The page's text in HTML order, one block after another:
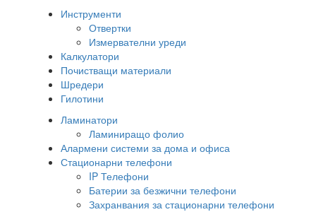
Инструменти
Отвертки
Измервателни уреди
Калкулатори
Почистващи материали
Шредери
Гилотини
Ламинатори
Ламиниращо фолио
Алармени системи за дома и офиса
Стационарни телефони
IP Телефони
Батерии за безжични телефони
Захранвания за стационарни телефони